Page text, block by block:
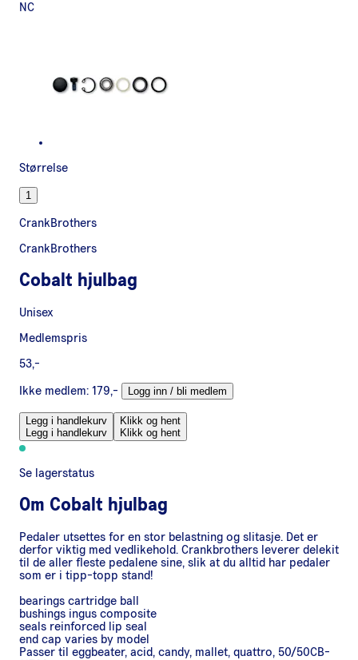
NC
Størrelse
1
CrankBrothers
CrankBrothers
Cobalt hjulbag
Unisex
Medlemspris
53,-
Ikke medlem: 179,- Logg inn / bli medlem
Legg i handlekurv
Legg i handlekurv
Klikk og hent
Klikk og hent
Se lagerstatus
Om Cobalt hjulbag
Pedaler utsettes for en stor belastning og slitasje. Det er
derfor viktig med vedlikehold. Crankbrothers leverer delekit
til de aller fleste pedalene sine, slik at du alltid har pedaler
som er i tipp-topp stand!
bearings cartridge ball
bushings ingus composite
seals reinforced lip seal
end cap varies by model
Passer til eggbeater, acid, candy, mallet, quattro, 50/50CB-